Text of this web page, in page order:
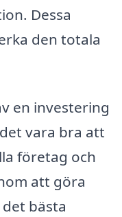
Dessa
den totala
en investering
vara bra att
företag och
att göra
bästa